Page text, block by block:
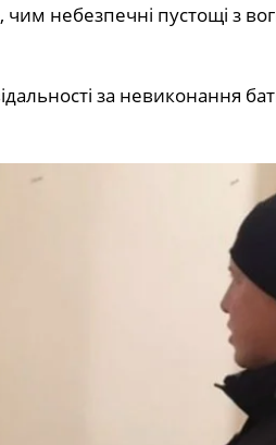
чим небезпечні пустощі з
за невиконання